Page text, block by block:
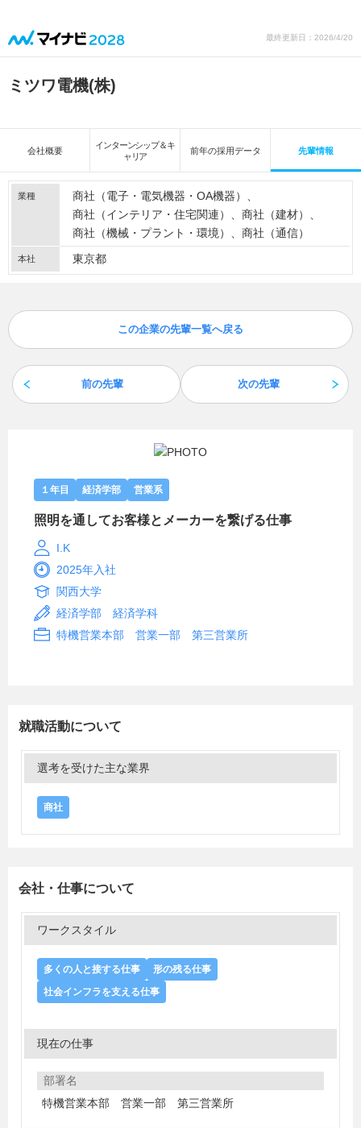
最終更新日：2026/4/20
ミツワ電機(株)
会社概要
インターンシップ＆キ
ャリア
前年の採用データ 先輩情報
業種
商社（電子・電気機器・OA機器）
商社（インテリア・住宅関連）
商社（建材）
商社（機械・プラント・環境）
商社（通信）
本社 東京都
前の先輩
この企業の先輩一覧へ戻る
次の先輩
１年目 経済学部 営業系
照明を通してお客様とメーカーを繋げる仕事
I.K
2025年入社
関西大学
経済学部 経済学科
特機営業本部 営業一部 第三営業所
就職活動について
選考を受けた主な業界
商社
会社・仕事について
ワークスタイル
多くの人と接する仕事
形の残る仕事
社会インフラを支える仕事
現在の仕事
部署名
特機営業本部 営業一部 第三営業所